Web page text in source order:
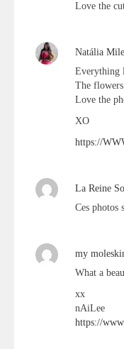
Love the
Natália
Everything
The
Love the
XO
https://
La Reine
Ces photos
my
What a
xx
nAiLee
https://